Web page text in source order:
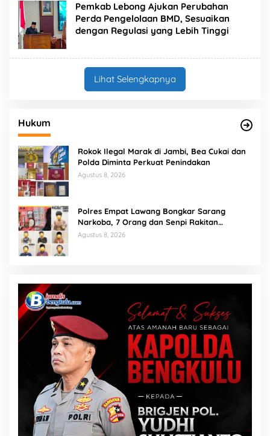
Pemkab Lebong Ajukan Perubahan
Perda Pengelolaan BMD, Sesuaikan
dengan Regulasi yang Lebih Tinggi
Lihat Selengkapnya
Hukum
Rokok Ilegal Marak di Jambi, Bea Cukai dan
Polda Diminta Perkuat Penindakan
Agustus 8, 2026
Polres Empat Lawang Bongkar Sarang
Narkoba, 7 Orang dan Senpi Rakitan
Diamankan
Agustus 8, 2026